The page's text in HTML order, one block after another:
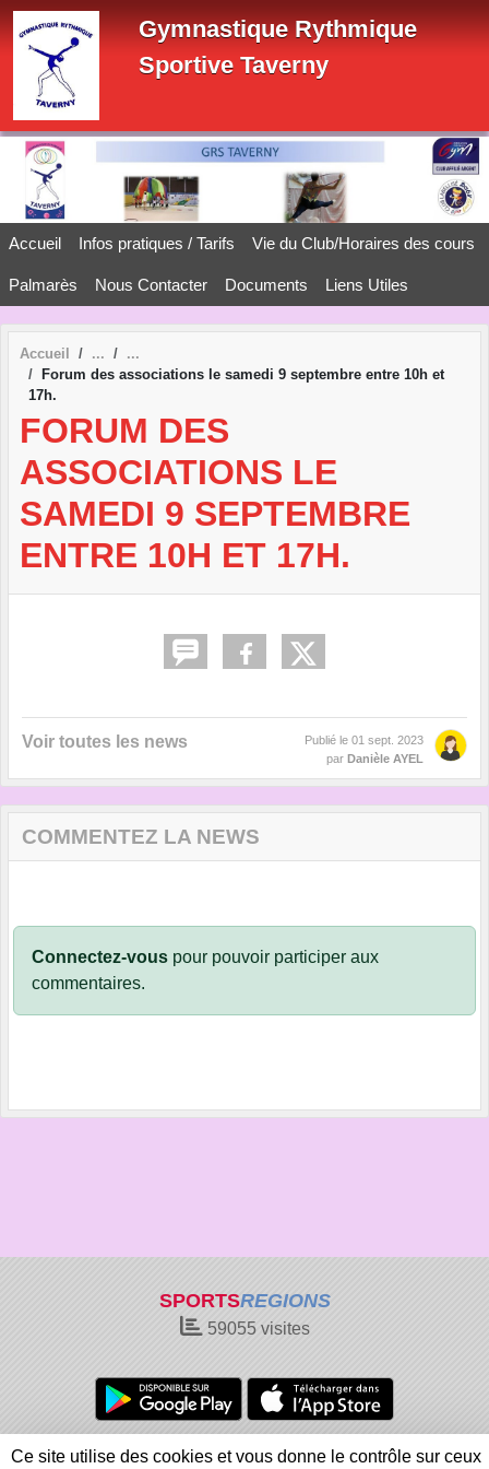
Gymnastique Rythmique
Sportive Taverny
Accueil Infos pratiques / Tarifs Vie du Club/Horaires des cours
Palmarès Nous Contacter Documents Liens Utiles
Accueil
Forum des associations le samedi 9 septembre entre 10h et
17h.
FORUM DES
ASSOCIATIONS LE
SAMEDI 9 SEPTEMBRE
ENTRE 10H ET 17H.
Voir toutes les news Publié le 01 sept. 2023
par Danièle AYEL
COMMENTEZ LA NEWS
Connectez-vous pour pouvoir participer aux
commentaires.
SPORTSREGIONS
59055visites
Charte cookies
Gestion des cookies
Panneau de gestion des cookies
Ce site utilise des cookies et vous donne le contrôle sur ceux